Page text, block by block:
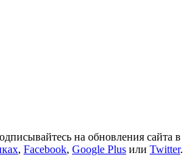
на обновления сайта в
, Facebook, Google Plus или Twitter.